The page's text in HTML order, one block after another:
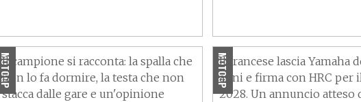
MOTOGP
destro"
Il campione si racconta: la spalla che
non lo fa dormire, la testa che non
stacca dalle gare e un'opinione
MOTOGP
Honda, ora è ufficiale!
Il francese lascia Yamaha
anni e firma con HRC per
2028. Un annuncio atteso